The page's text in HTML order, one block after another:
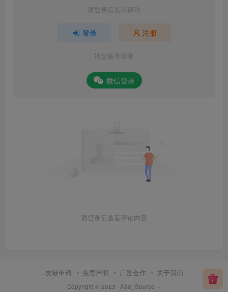
请登录后发表评论
登录 注册
社交账号登录
微信登录
请登录后查看评论内容
友链申请 免责声明 广告合作 关于我们
Copyright © 2023 · Aae_Source ·